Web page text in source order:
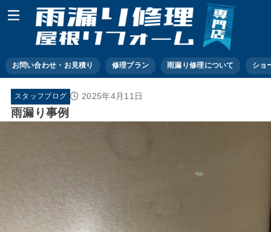
お問い合わせ・お見積り 修理プラン 雨漏り修理について ショ
スタッフブログ 2025年4月11日
雨漏り事例